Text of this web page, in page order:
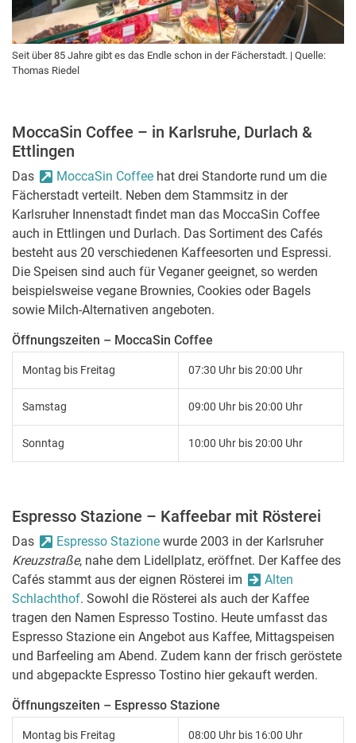
Seit über 85 Jahre gibt es das Endle schon in der Fächerstadt. | Quelle:
Thomas Riedel
MoccaSin Coffee – in Karlsruhe, Durlach &
Ettlingen
Das MoccaSin Coffee hat drei Standorte rund um die
Fächerstadt verteilt. Neben dem Stammsitz in der
Karlsruher Innenstadt findet man das MoccaSin Coffee
auch in Ettlingen und Durlach. Das Sortiment des Cafés
besteht aus 20 verschiedenen Kaffeesorten und Espressi.
Die Speisen sind auch für Veganer geeignet, so werden
beispielsweise vegane Brownies, Cookies oder Bagels
sowie Milch-Alternativen angeboten.
Öffnungszeiten – MoccaSin Coffee
Montag bis Freitag 07:30 Uhr bis 20:00 Uhr
Samstag 09:00 Uhr bis 20:00 Uhr
Sonntag 10:00 Uhr bis 20:00 Uhr
Espresso Stazione – Kaffeebar mit Rösterei
Das Espresso Stazione wurde 2003 in der Karlsruher
Kreuzstraße, nahe dem Lidellplatz, eröffnet. Der Kaffee des
Cafés stammt aus der eignen Rösterei im
Alten
Schlachthof. Sowohl die Rösterei als auch der Kaffee
tragen den Namen Espresso Tostino. Heute umfasst das
Espresso Stazione ein Angebot aus Kaffee, Mittagspeisen
und Barfeeling am Abend. Zudem kann der frisch geröstete
und abgepackte Espresso Tostino hier gekauft werden.
Öffnungszeiten – Espresso Stazione
Montag bis Freitag 08:00 Uhr bis 16:00 Uhr